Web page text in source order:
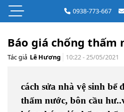
0938-773-667
Báo giá chống thấm
Tác giả Lê Hương 10:22 - 25/05/2021
cách sửa nhà vệ sinh bể
thấm nước, bôn cầu